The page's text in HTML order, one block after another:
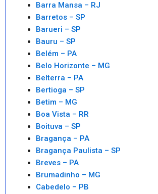
Barra Mansa – RJ
Barretos – SP
Barueri – SP
Bauru – SP
Belém – PA
Belo Horizonte – MG
Belterra – PA
Bertioga – SP
Betim – MG
Boa Vista – RR
Boituva – SP
Bragança – PA
Bragança Paulista – SP
Breves – PA
Brumadinho – MG
Cabedelo – PB